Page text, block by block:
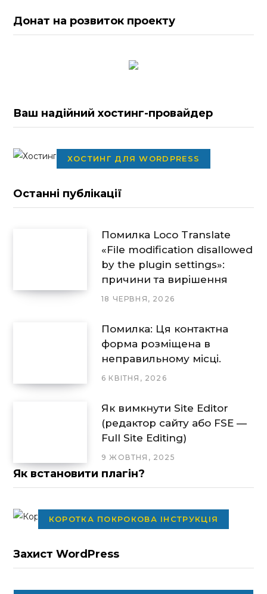
Донат на розвиток проекту
Ваш надійний хостинг-провайдер
ХОСТИНГ ДЛЯ WORDPRESS
Останні публікації
Помилка Loco Translate
«File modification disallowed
by the plugin settings»:
причини та вирішення
18 ЧЕРВНЯ, 2026
Помилка: Ця контактна
форма розміщена в
неправильному місці.
6 КВІТНЯ, 2026
Як вимкнути Site Editor
(редактор сайту або FSE —
Full Site Editing)
9 ЖОВТНЯ, 2025
Як встановити плагін?
КОРОТКА ПОКРОКОВА ІНСТРУКЦІЯ
Захист WordPress